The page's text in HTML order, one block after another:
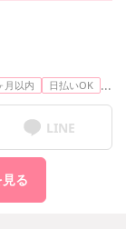
月以内 日払いOK ...
LINE
る